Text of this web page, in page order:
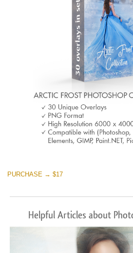
PURCHASE → $17
Helpful Articles about